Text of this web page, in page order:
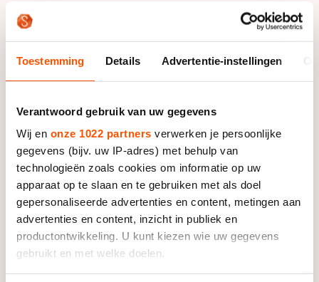
Toestemming Details Advertentie-instellingen
Verantwoord gebruik van uw gegevens
Wij en onze 1022 partners verwerken je persoonlijke
gegevens (bijv. uw IP-adres) met behulp van
technologieën zoals cookies om informatie op uw
apparaat op te slaan en te gebruiken met als doel
gepersonaliseerde advertenties en content, metingen aan
advertenties en content, inzicht in publiek en
productontwikkeling. U kunt kiezen wie uw gegevens
gebruikt en met welke doelen.
schaatsen is een klein wereldje. Zoiets is al snel
bekend en ik wilde open, eerlijk en transparant zijn”,
vervolgt ze. “Het is nu even een kak-moment, maar
morgen gaan we weer voor het schaatsen.”
andere weg als het niet botert met de coaches, maar
volgens Wüst is dat absoluut niet het geval. Met haar
coaches Marianne Timmer en Gianni Romme klikt het
juist wel, maar ze mist mannelijke schaatsers om zich
heen waar ze zich aan op kan trekken en die heeft
Team Continu niet in huis.
De ploeg is bovendien niet van plan om die mannelijke
schaatsers aan te trekken. Romme: “We hebben een
visie en daar houden we aan vast. Ireen wist dat ook